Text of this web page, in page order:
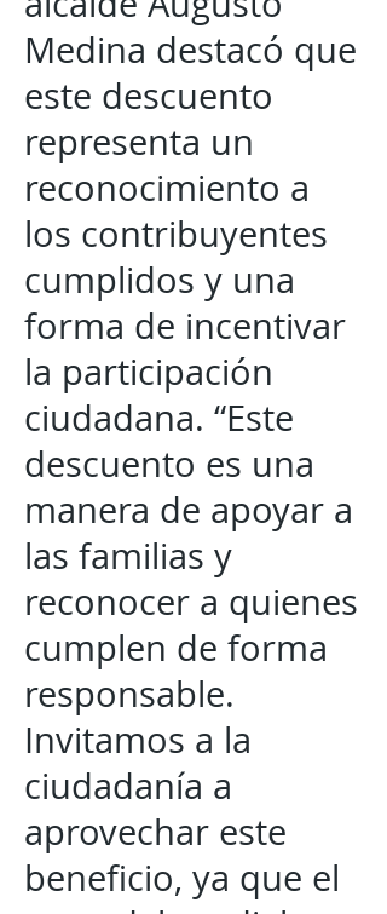
Medina destacó que
este descuento
representa un
reconocimiento a
los contribuyentes
cumplidos y una
forma de incentivar
la participación
ciudadana. “Este
descuento es una
manera de apoyar a
las familias y
reconocer a quienes
cumplen de forma
responsable.
Invitamos a la
ciudadanía a
aprovechar este
beneficio, ya que el